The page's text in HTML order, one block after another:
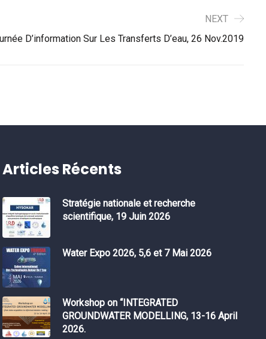
NEXT
D’information Sur Les Transferts D’eau, 26 Nov.2019
Articles Récents
Stratégie nationale et recherche
scientifique, 19 Juin 2026
Water Expo 2026, 5,6 et 7 Mai 2026
Workshop on “INTEGRATED
GROUNDWATER MODELLING, 13-16 April
2026.